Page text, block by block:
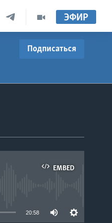
ЭФИР
Подписаться
EMBED
20:58